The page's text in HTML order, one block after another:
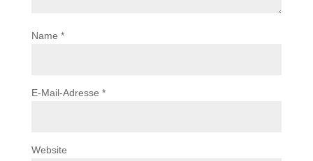
Name *
E-Mail-Adresse *
Website